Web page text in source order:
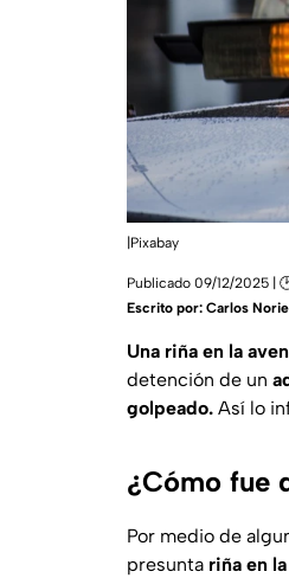
|Pixabay
Publicado 09/12/2025 |
Escrito por: Carlos
Una riña en la
detención de un
golpeado. Así lo
¿Cómo fue
Por medio de
presunta riña en